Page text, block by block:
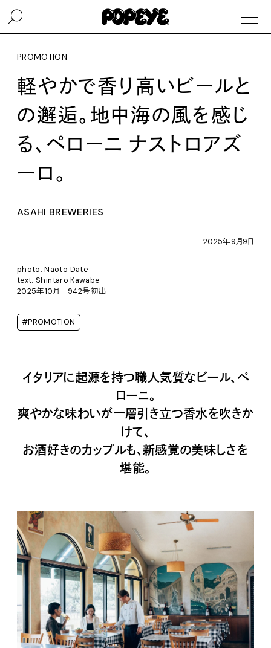
PROMOTION
軽やかで香り高いビールと
の邂逅。地中海の風を感じ
る、ペローニ ナストロアズ
ーロ。
ASAHI BREWERIES
2025年9月9日
photo: Naoto Date
text: Shintaro Kawabe
2025年10月 942号初出
#PROMOTION
イタリアに起源を持つ職人気質なビール、ペ
ローニ。
爽やかな味わいが一層引き立つ香水を吹きか
けて、
お酒好きのカップルも、新感覚の美味しさを
堪能。